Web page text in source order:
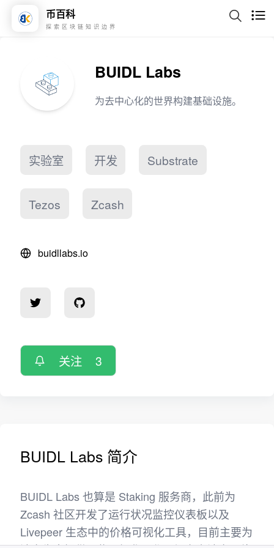
币百科
探索区块链知识边界
BUIDL Labs
为去中心化的世界构建基础设施。
实验室 开发 Substrate
Tezos Zcash
buidllabs.io
关注 3
BUIDL Labs 简介
BUIDL Labs 也算是 Staking 服务商，此前为
Zcash 社区开发了运行状况监控仪表板以及
Livepeer 生态中的价格可视化工具，目前主要为